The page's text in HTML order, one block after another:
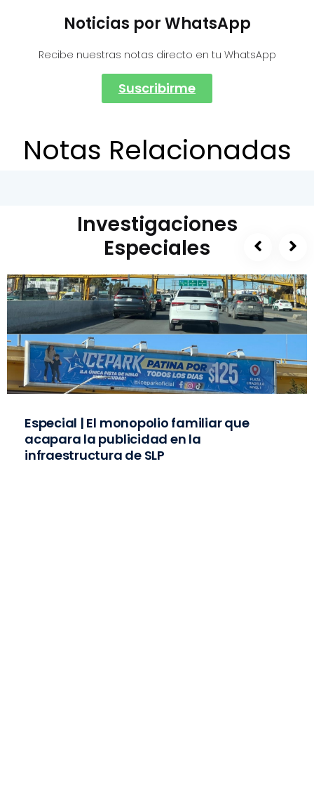
Noticias por WhatsApp
Recibe nuestras notas directo en tu WhatsApp
Suscribirme
Notas Relacionadas
Investigaciones
Especiales
Especial | El monopolio familiar que
acapara la publicidad en la
infraestructura de SLP